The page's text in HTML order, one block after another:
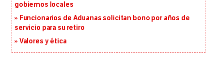
gobiernos locales
Funcionarios de Aduanas solicitan bono por años de
servicio para su retiro
Valores y ética